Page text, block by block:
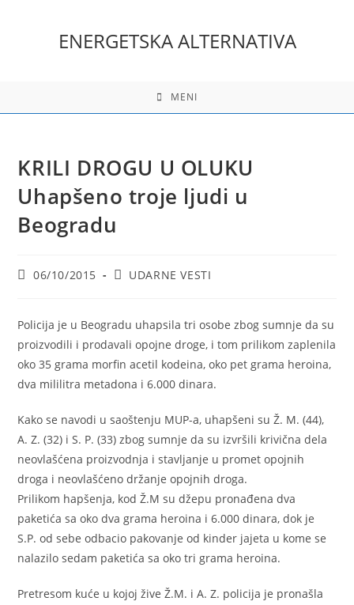
ENERGETSKA ALTERNATIVA
MENI
KRILI DROGU U OLUKU
Uhapšeno troje ljudi u
Beogradu
Post06/10/2015
PostUDARNE VESTI
Policija je u Beogradu uhapsila tri osobe zbog sumnje da su
proizvodili i prodavali opojne droge, i tom prilikom zaplenila
oko 35 grama morfin acetil kodeina, oko pet grama heroina,
dva mililitra metadona i 6.000 dinara.
Kako se navodi u saoštenju MUP-a, uhapšeni su Ž. M. (44),
A. Z. (32) i S. P. (33) zbog sumnje da su izvršili krivična dela
neovlašćena proizvodnja i stavljanje u promet opojnih
droga i neovlašćeno držanje opojnih droga.
Prilikom hapšenja, kod Ž.M su džepu pronađena dva
paketića sa oko dva grama heroina i 6.000 dinara, dok je
S.P. od sebe odbacio pakovanje od kinder jajeta u kome se
nalazilo sedam paketića sa oko tri grama heroina.
Pretresom kuće u kojoj žive Ž.M. i A. Z. policija je pronašla